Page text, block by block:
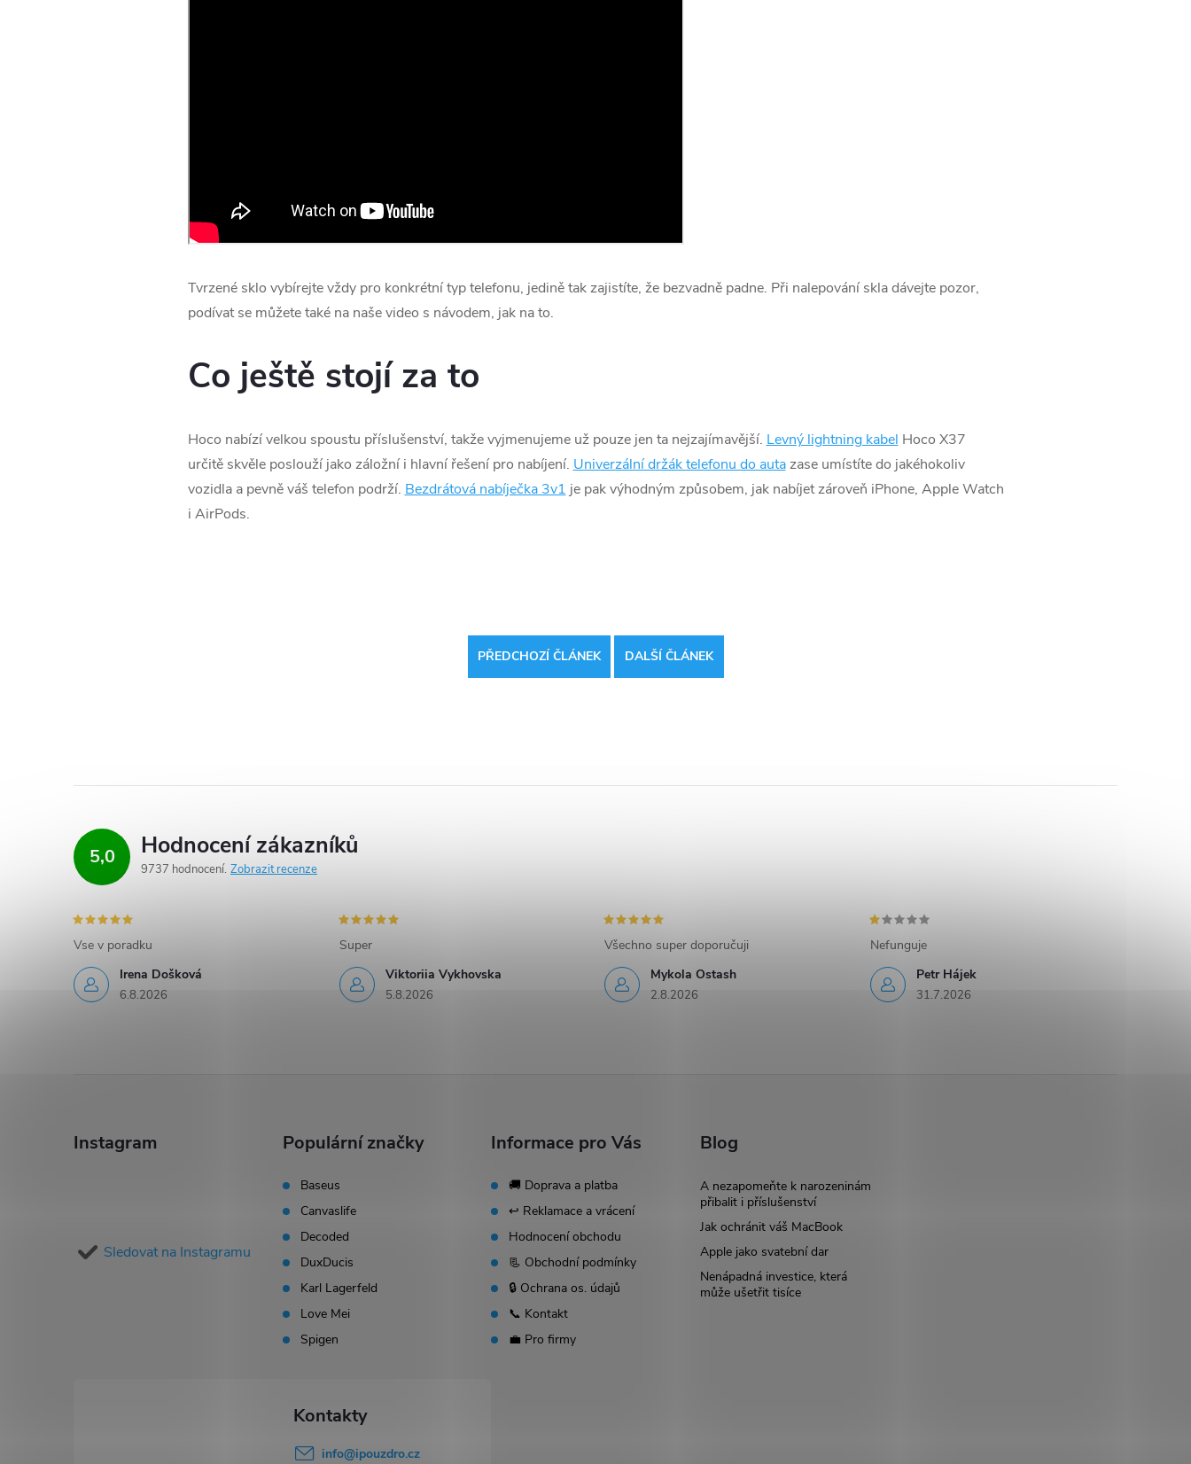
Tvrzené sklo vybírejte vždy pro konkrétní typ telefonu, jedině tak zajistíte, že bezvadně padne. Při nalepování skla dávejte pozor,
podívat se můžete také na naše video s návodem, jak na to.
Co ještě stojí za to
Hoco nabízí velkou spoustu příslušenství, takže vyjmenujeme už pouze jen ta nejzajímavější. Levný lightning kabel Hoco X37
určitě skvěle poslouží jako záložní i hlavní řešení pro nabíjení. Univerzální držák telefonu do autazase umístíte do jakéhokoliv
vozidla a pevně váš telefon podrží. Bezdrátová nabíječka 3v1 je pak výhodným způsobem, jak nabíjet zároveň iPhone, Apple Watch
i AirPods.
PŘEDCHOZÍ ČLÁNEK DALŠÍ ČLÁNEK
5,0 Hodnocení zákazníků
9737 hodnocení Zobrazit recenze
Irena Došková
6.8.2026
Vse v poradku
Viktoriia Vykhovska
5.8.2026
Super
Mykola Ostash
2.8.2026
Všechno super doporučuji
Petr Hájek
31.7.2026
Nefunguje
Instagram
Sledovat na Instagramu
Populární značky
Baseus
Canvaslife
Decoded
DuxDucis
Karl Lagerfeld
Love Mei
Spigen
Informace pro Vás
🚚 Doprava a platba
↩️ Reklamace a vrácení
Hodnocení obchodu
📃 Obchodní podmínky
🔒 Ochrana os. údajů
📞 Kontakt
💼 Pro firmy
Blog
A nezapomeňte k narozeninám
přibalit i příslušenství
Jak ochránit váš MacBook
Apple jako svatební dar
Nenápadná investice, která
může ušetřit tisíce
info@ipouzdro.cz